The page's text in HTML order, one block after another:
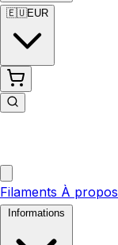
🇪🇺EUR
Filaments À propos